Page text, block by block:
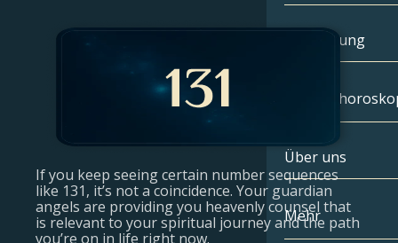
Steinbock
Fische
Widder
Stier
Handlesung
Über uns
Mehr
If you keep seeing certain number sequences
like 131, it’s not a coincidence. Your guardian
angels are providing you heavenly counsel that
is relevant to your spiritual journey and the path
you’re on in life right now.